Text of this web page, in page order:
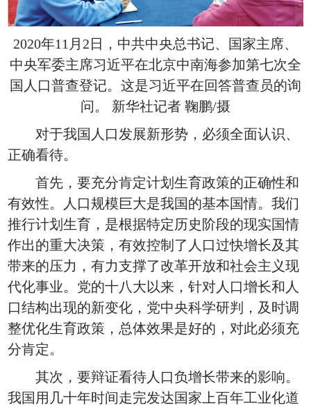
2020年11月2日，中共中央总书记、国家主席、
中央军委主席习近平在北京中南海参加第七次全
国人口普查登记。这是习近平在回答普查员的询
问。 新华社记者 鞠鹏/摄
对于我国人口发展新形势，必须全面认识、
正确看待。
首先，要充分肯定计划生育政策的正确性和
有效性。人口规模巨大是我国的基本国情。我们
推行计划生育，是根据特定历史阶段的现实国情
作出的重大决策，有效控制了人口过快增长及其
带来的压力，有力支撑了改革开放和社会主义现
代化事业。党的十八大以来，针对人口增长和人
口结构出现的新变化，党中央科学研判，及时调
整优化生育政策，总体效果是好的，对此必须充
分肯定。
其次，要辩证看待人口负增长带来的影响。
我国用几十年时间走完发达国家上百年工业化道